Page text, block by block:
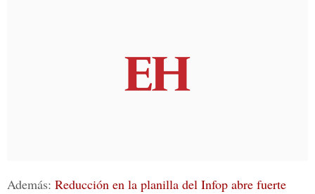
Además: Reducción en la planilla del Infop abre fuerte